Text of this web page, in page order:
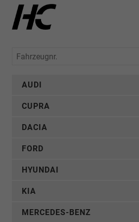
Fahrzeugnr.
AUDI
CUPRA
DACIA
FORD
HYUNDAI
KIA
MERCEDES-BENZ